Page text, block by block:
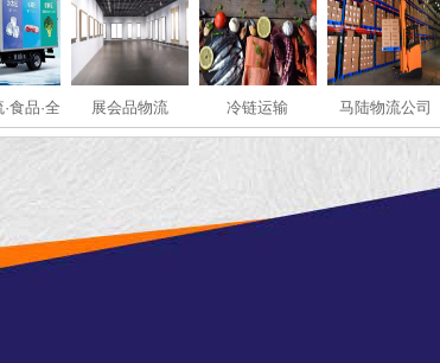
食品·全
运输
展会品物流 冷链运输 马陆物流公司